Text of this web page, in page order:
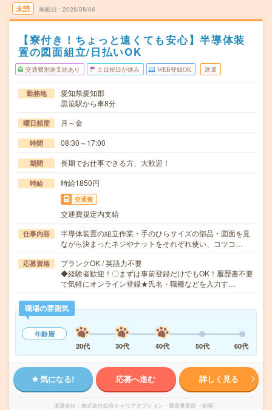
未読 掲載日 2026/08/06
【寮付き！ちょっと遠くても安心】半導体装
置の図面組立/日払いOK
交通費別途支給あり 土日祝日が休み WEB登録OK 派遣
勤務地
愛知県愛知郡
黒笹駅から車8分
曜日頻度 月～金
時間 08:30～17:00
期間 長期でお仕事できる方、大歓迎！
時給 時給1850円
交通費
交通費規定内支給
仕事内容
半導体装置の組立作業・手のひらサイズの部品・図面を見
ながら決まったネジやナットをそれぞれ使い、コツコ…
応募資格
ブランクOK / 英語力不要
◆経験者歓迎！〇まずは事前登録だけでもOK！履歴書不要
で気軽にオンライン登録★氏名・職種などを入力す…
職場の雰囲気
年齢層
20代
30代 40代 50代 60代
気になる! 応募へ進む 詳しく見る
派遣会社 株式会社綜合キャリアオプション 製造事業部（全国）